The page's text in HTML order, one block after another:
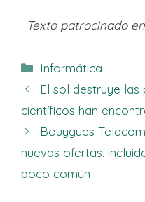
Texto patrocinado
Categorías
Informática
El sol destruye las
científicos han
Bouygues
nuevas ofertas,
poco común